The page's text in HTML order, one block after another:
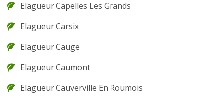
Elagueur Capelles Les Grands
Elagueur Carsix
Elagueur Cauge
Elagueur Caumont
Elagueur Cauverville En Roumois